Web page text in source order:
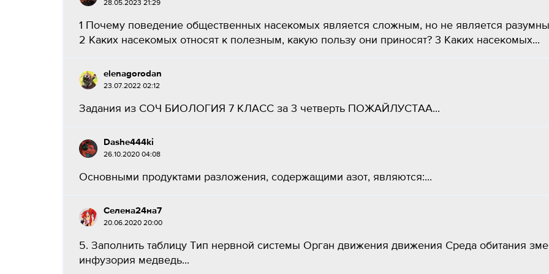
28.05.2023 21:29
1 Почему поведение общественных насекомых является сложным, но не является
2 Каких насекомых относят к полезным, какую пользу они приносят? 3 Каких насекомых...
elenagorodan
23.07.2022 02:12
Задания из СОЧ БИОЛОГИЯ 7 КЛАСС за 3 четверть ПОЖАЙЛУСТАА​...
Dashe444ki
26.10.2020 04:08
Основными продуктами разложения, содержащими азот, являются:​...
Селена24на7
20.06.2020 20:00
5. Заполнить таблицу Тип нервной системы Орган движения движения Среда обитания
инфузория медведь...